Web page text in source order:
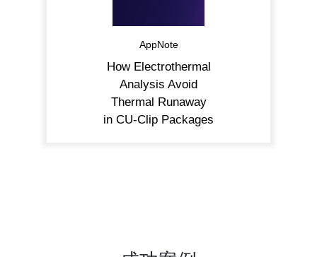
AppNote
How Electrothermal
Analysis Avoid
Thermal Runaway
in CU-Clip Packages